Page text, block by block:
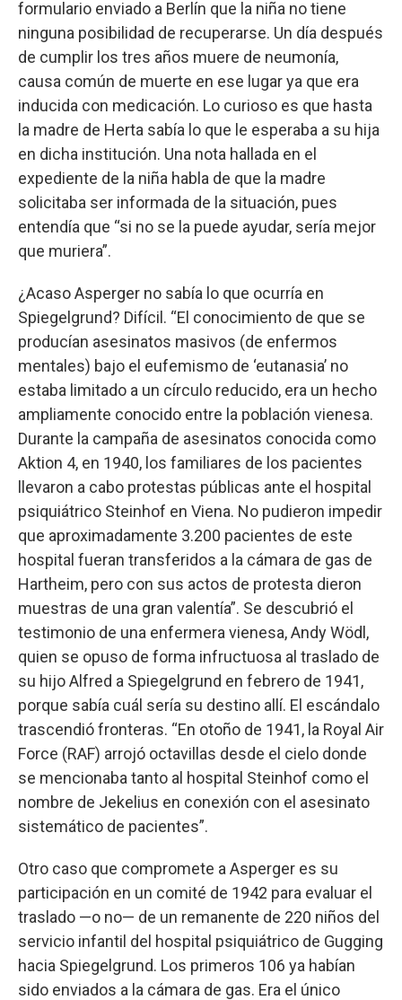
formulario enviado a Berlín que la niña no tiene
ninguna posibilidad de recuperarse. Un día después
de cumplir los tres años muere de neumonía,
causa común de muerte en ese lugar ya que era
inducida con medicación. Lo curioso es que hasta
la madre de Herta sabía lo que le esperaba a su hija
en dicha institución. Una nota hallada en el
expediente de la niña habla de que la madre
solicitaba ser informada de la situación, pues
entendía que “si no se la puede ayudar, sería mejor
que muriera”.
¿Acaso Asperger no sabía lo que ocurría en
Spiegelgrund? Difícil. “El conocimiento de que se
producían asesinatos masivos (de enfermos
mentales) bajo el eufemismo de ‘eutanasia’ no
estaba limitado a un círculo reducido, era un hecho
ampliamente conocido entre la población vienesa.
Durante la campaña de asesinatos conocida como
Aktion 4, en 1940, los familiares de los pacientes
llevaron a cabo protestas públicas ante el hospital
psiquiátrico Steinhof en Viena. No pudieron impedir
que aproximadamente 3.200 pacientes de este
hospital fueran transferidos a la cámara de gas de
Hartheim, pero con sus actos de protesta dieron
muestras de una gran valentía”. Se descubrió el
testimonio de una enfermera vienesa, Andy Wödl,
quien se opuso de forma infructuosa al traslado de
su hijo Alfred a Spiegelgrund en febrero de 1941,
porque sabía cuál sería su destino allí. El escándalo
trascendió fronteras. “En otoño de 1941, la Royal Air
Force (RAF) arrojó octavillas desde el cielo donde
se mencionaba tanto al hospital Steinhof como el
nombre de Jekelius en conexión con el asesinato
sistemático de pacientes”.
Otro caso que compromete a Asperger es su
participación en un comité de 1942 para evaluar el
traslado —o no— de un remanente de 220 niños del
servicio infantil del hospital psiquiátrico de Gugging
hacia Spiegelgrund. Los primeros 106 ya habían
sido enviados a la cámara de gas. Era el único